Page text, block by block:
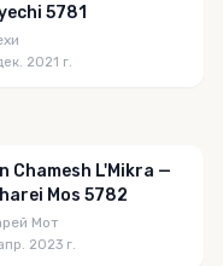
5781
2021 г.
Chamesh L'Mikra —
Mos 5782
Мот
2023 г.